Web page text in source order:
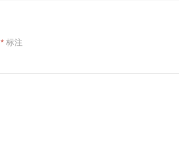
*标注